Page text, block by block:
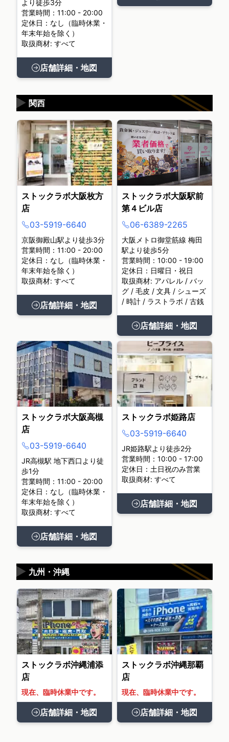
より徒歩3分
営業時間：11:00 - 20:00
定休日：なし（臨時休業・
年末年始を除く）
取扱商材: すべて
店舗詳細・地図
関西
▶
ストックラボ大阪枚方
店
03-5919-6640
京阪御殿山駅より徒歩3分
営業時間：11:00 - 20:00
定休日：なし（臨時休業・
年末年始を除く）
取扱商材: すべて
店舗詳細・地図
ストックラボ大阪駅前
第４ビル店
06-6389-2265
大阪メトロ御堂筋線 梅田
駅より徒歩5分
営業時間：10:00 - 19:00
定休日：日曜日・祝日
取扱商材: アパレル / バッ
グ / 毛皮 / 文具 / シューズ
/ 時計 / ラストラボ / 古銭
店舗詳細・地図
ストックラボ大阪高槻
店
03-5919-6640
JR高槻駅 地下西口より徒
歩1分
営業時間：11:00 - 20:00
定休日：なし（臨時休業・
年末年始を除く）
取扱商材: すべて
店舗詳細・地図
ストックラボ姫路店
03-5919-6640
JR姫路駅より徒歩2分
営業時間：10:00 - 17:00
定休日：土日祝のみ営業
取扱商材: すべて
店舗詳細・地図
九州・沖縄
▶
ストックラボ沖縄浦添
店
現在、臨時休業中です。
店舗詳細・地図
ストックラボ沖縄那覇
店
現在、臨時休業中です。
店舗詳細・地図